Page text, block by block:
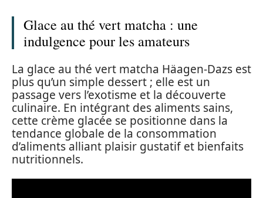
Glace au thé vert matcha : une
indulgence pour les amateurs
La glace au thé vert matcha Häagen-Dazs est
plus qu’un simple dessert ; elle est un
passage vers l’exotisme et la découverte
culinaire. En intégrant des aliments sains,
cette crème glacée se positionne dans la
tendance globale de la consommation
d’aliments alliant plaisir gustatif et bienfaits
nutritionnels.